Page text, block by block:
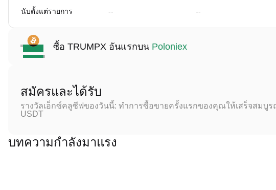
นับตั้งแต่รายการ -- --
ซื้อ TRUMPX อันแรกบน Poloniex
สมัครและได้รับ
รางวัลเอ็กซ์คลูซีฟของวันนี้: ทำการซื้อขายครั้งแรกของคุณให้เสร็จสมบู
USDT
บทความกำลังมาแรง